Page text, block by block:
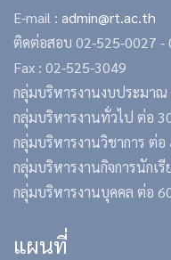
E-mail : admin@rt.ac.th
ติดต่อสอบ 02-525-0027 -
Fax : 02-525-3049
กลุ่มบริหารงานงบประมาณ
กลุ่มบริหารงานทั่วไป ต่อ
กลุ่มบริหารงานวิชาการ ต่อ
กลุ่มบริหารงานกิจการนักเ
กลุ่มบริหารงานบุคคล ต่อ
แผนที่